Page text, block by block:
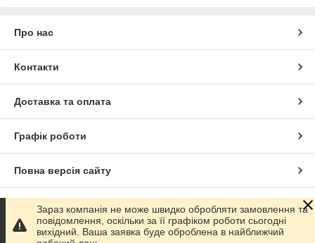
Про нас
Контакти
Доставка та оплата
Графік роботи
Повна версія сайту
Сайт створено на маркетплейсі Prom.ua
Політика конфіденційності
Зараз компанія не може швидко обробляти замовлення та
повідомлення, оскільки за її графіком роботи сьогодні
вихідний. Ваша заявка буде оброблена в найближчий